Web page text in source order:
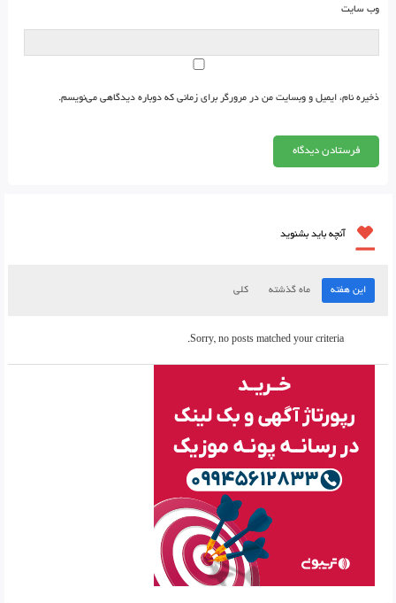
وب‌ سایت
ذخیره نام، ایمیل و وبسایت من در مرورگر برای زمانی که دوباره دیدگاهی می‌نویسم.
آنچه باید بشنوید
این هفته ماه گذشته کلی
Sorry, no posts matched your criteria.